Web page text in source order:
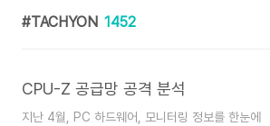
TACHYON 1452
CPU-Z 공급망 공격 분석
지난 4월, PC 하드웨어, 모니터링 정보를 한눈에